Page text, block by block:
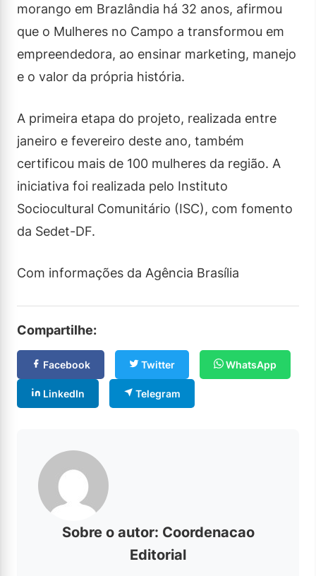
morango em Brazlândia há 32 anos, afirmou
que o Mulheres no Campo a transformou em
empreendedora, ao ensinar marketing, manejo
e o valor da própria história.
A primeira etapa do projeto, realizada entre
janeiro e fevereiro deste ano, também
certificou mais de 100 mulheres da região. A
iniciativa foi realizada pelo Instituto
Sociocultural Comunitário (ISC), com fomento
da Sedet-DF.
Com informações da Agência Brasília
Compartilhe:
Facebook Twitter WhatsApp
LinkedIn Telegram
Sobre o autor: Coordenacao
Editorial